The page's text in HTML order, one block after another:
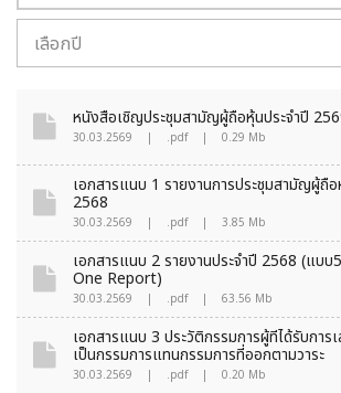
เลือกปี
หนังสือเชิญประชุมสามัญผู้ถือหุ้นประจำปี
30.03.2569 | .pdf | 0.29 Mb
เอกสารแนบ 1 รายงานการประชุมสามัญผู้ถื
2568
30.03.2569 | .pdf | 3.85 Mb
เอกสารแนบ 2 รายงานประจำปี 2568 (แบบ
One Report)
30.03.2569 | .pdf | 63.56 Mb
เอกสารแนบ 3 ประวัติกรรมการผู้ที่ได้รับการ
เป็นกรรมการแทนกรรมการที่ออกตามวาระ
30.03.2569 | .pdf | 0.20 Mb